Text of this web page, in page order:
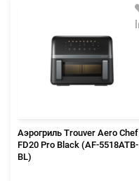
Аэрогриль Trouver Aero Chef
FD20 Pro Black (AF-5518ATB-
BL)